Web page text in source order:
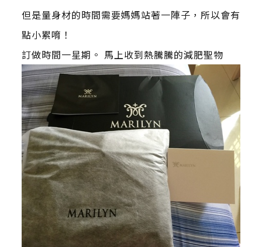
但是量身材的時間需要媽媽站著一陣子，所以會有
點小累唷！
訂做時間一星期。 馬上收到熱騰騰的減肥聖物